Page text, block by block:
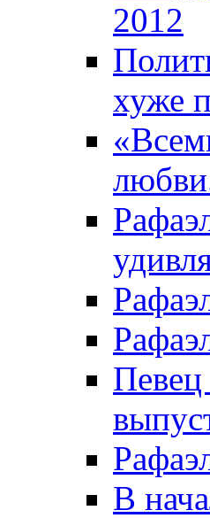
2012
хуже
Певец
В